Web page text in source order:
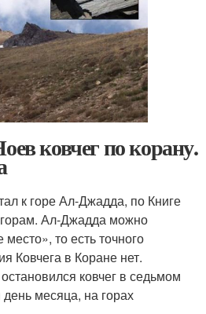
ковчег по корану.
к горе Ал-Джадда, по Книге
Ал-Джадда можно
то есть точного
Ковчега в Коране нет.
ковчег в седьмом
месяца, на горах